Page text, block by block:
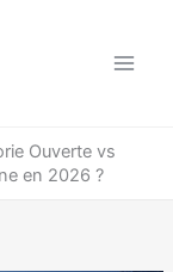
Ouverte vs
en 2026 ?